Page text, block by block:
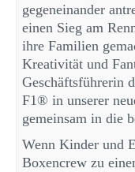
gegeneinander
einen Sieg am
ihre Familien
Kreativität und
Geschäftsführerin
F1® in unserer
gemeinsam in die
Wenn Kinder und
Boxencrew zu